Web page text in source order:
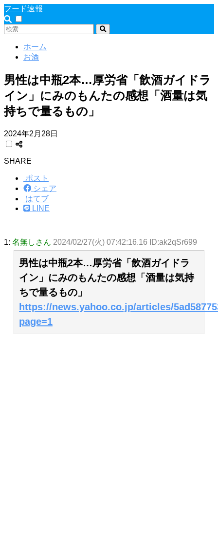
フード速報
ホーム
お酒
男性は中瓶2本…厚労省「飲酒ガイドラ
イン」にみのもんたの感想「酒量は気
持ちで量るもの」
2024年2月28日
SHARE
ポスト
シェア
はてブ
LINE
1: 名無しさん 2024/02/27(火) 07:42:16.16 ID:ak2qSr699
男性は中瓶2本…厚労省「飲酒ガイドラ
イン」にみのもんたの感想「酒量は気持
ちで量るもの」
https://news.yahoo.co.jp/articles/
page=1